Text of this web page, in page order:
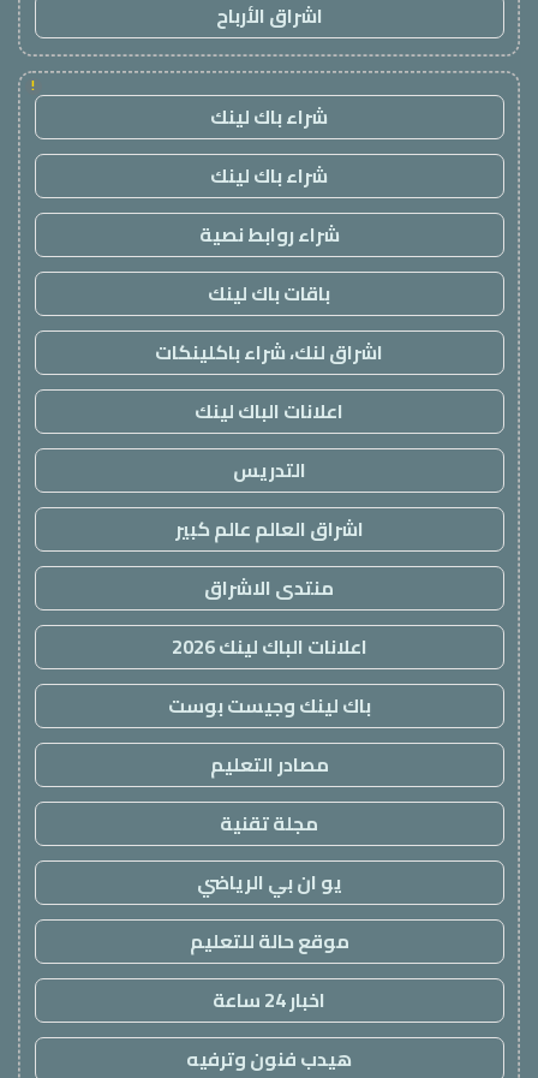
اشراق الأرباح
!
شراء باك لينك
شراء باك لينك
شراء روابط نصية
باقات باك لينك
اشراق لنك، شراء باكلينكات
اعلانات الباك لينك
التدريس
اشراق العالم عالم كبير
منتدى الاشراق
اعلانات الباك لينك 2026
باك لينك وجيست بوست
مصادر التعليم
مجلة تقنية
يو ان بي الرياضي
موقع حالة للتعليم
اخبار 24 ساعة
هيدب فنون وترفيه